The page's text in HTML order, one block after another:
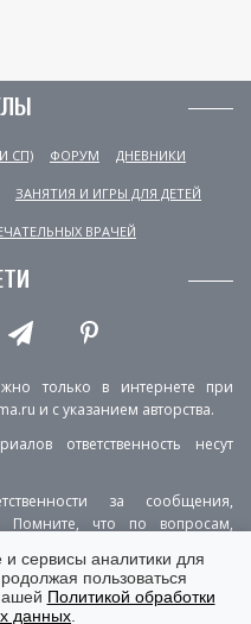
СП) ФОРУМ ДНЕВНИКИ
ЗАНЯТИЯ И ИГРЫ ДЛЯ ДЕТЕЙ
ВРАЧЕЙ
только в интернете при
и с указанием авторства.
ответственность несут
за сообщения,
Помните, что по вопросам,
КОНТАКТЫ
сервисы аналитики для
пользоваться
Политикой обработки
данных